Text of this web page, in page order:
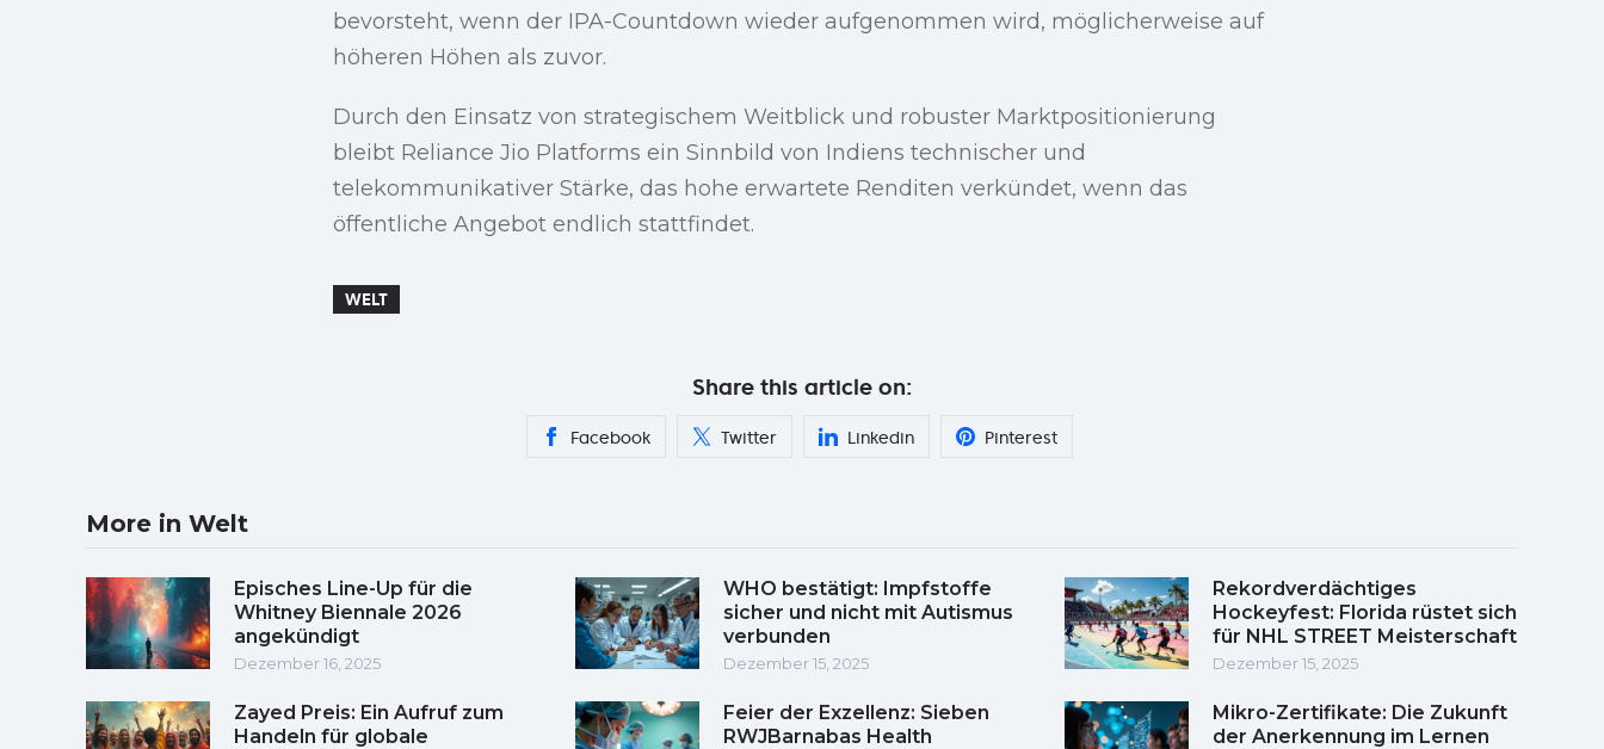
bevorsteht, wenn der IPA-Countdown wieder aufgenommen wird, möglicherweise auf
höheren Höhen als zuvor.
Durch den Einsatz von strategischem Weitblick und robuster Marktpositionierung
bleibt Reliance Jio Platforms ein Sinnbild von Indiens technischer und
telekommunikativer Stärke, das hohe erwartete Renditen verkündet, wenn das
öffentliche Angebot endlich stattfindet.
WELT
Share this article on:
Facebook Twitter Linkedin Pinterest
More in Welt
Episches Line-Up für die
Whitney Biennale 2026
angekündigt
Dezember 16, 2025
WHO bestätigt: Impfstoffe
sicher und nicht mit Autismus
verbunden
Dezember 15, 2025
Rekordverdächtiges
Hockeyfest: Florida rüstet sich
für NHL STREET Meisterschaft
Dezember 15, 2025
Zayed Preis: Ein Aufruf zum
Handeln für globale
Feier der Exzellenz: Sieben
RWJBarnabas Health
Mikro-Zertifikate: Die Zukunft
der Anerkennung im Lernen